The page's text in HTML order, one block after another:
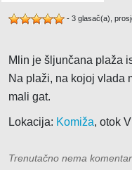
- 3 glasač(a),
Mlin je šljunčana plaža
Na plaži, na kojoj vlada
mali gat.
Lokacija: Komiža, otok
Trenutačno nema